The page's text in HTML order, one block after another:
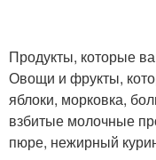
Продукты, которые
Овощи и фрукты,
яблоки, морковка,
взбитые молочные
пюре, нежирный